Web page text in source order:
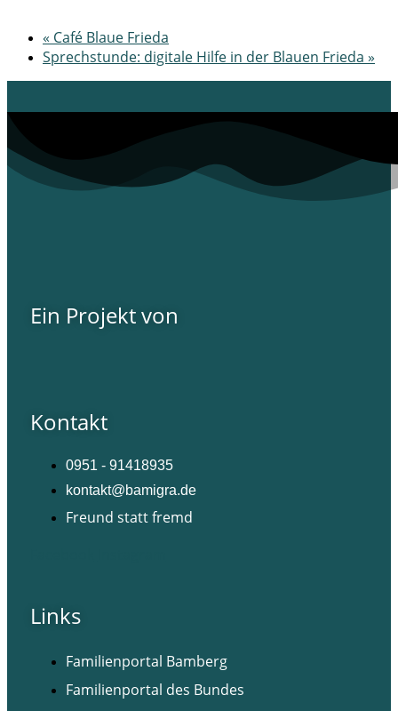
« Café Blaue Frieda
Sprechstunde: digitale Hilfe in der Blauen Frieda »
Ein Projekt von
Kontakt
0951 - 91418935
kontakt@bamigra.de
Freund statt fremd
Links
Familienportal Bamberg
Familienportal des Bundes